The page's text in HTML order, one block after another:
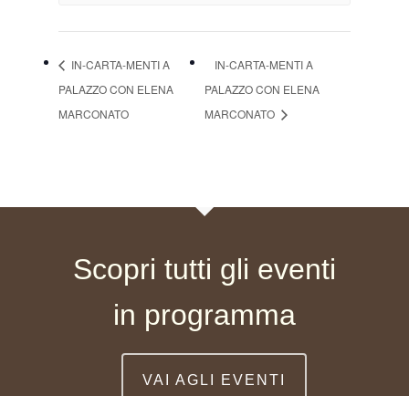
IN-CARTA-MENTI A
PALAZZO CON ELENA
MARCONATO
IN-CARTA-MENTI A
PALAZZO CON ELENA
MARCONATO
Scopri tutti gli eventi
in programma
VAI AGLI EVENTI